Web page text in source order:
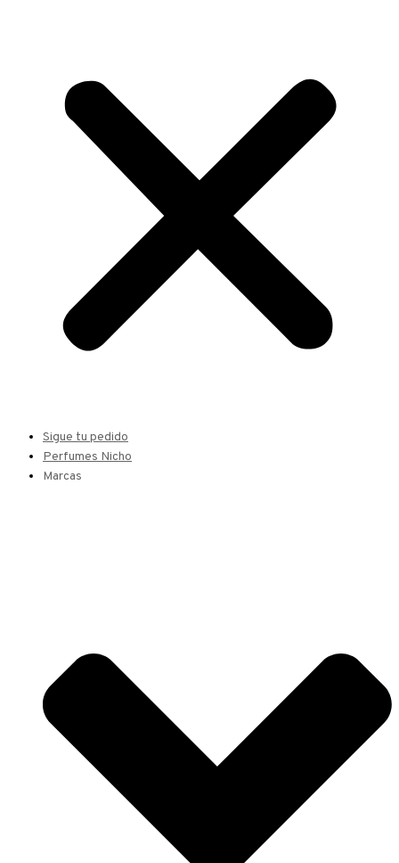
Sigue tu pedido
Perfumes Nicho
Marcas